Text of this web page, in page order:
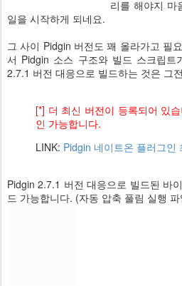
리를 해야지 마
일을 시작하게 되네요.
그 사이 Pidgin 버전도 꽤 올라가고 필
서 Pidgin 소스 구조와 빌드 스크립트
2.7.1 버전 대응으로 빌드하는 것은 그
[*] 더 최신 버전이 등록되어 있
인 가능합니다.
LINK: Pidgin 네이트온 플러그인
Pidgin 2.7.1 버전 대응으로 빌드된 바
드 가능합니다. (자동 압축 풀림 실행 파